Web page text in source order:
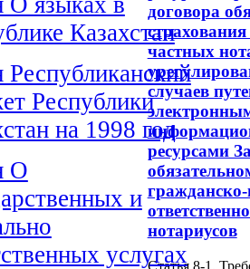
Казахстан
Республиканский
Республики
на 1998 год
О
и
услугах
договора
страхования
частных
случаев
ресурсами
нотариусов
Статья 8-1.